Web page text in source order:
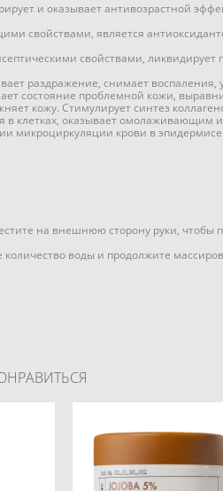
и оказывает антивозрастной
свойствами, является
свойствами, ликвидирует
раздражение, снимает воспаления,
состояние проблемной кожи,
кожу. Стимулирует синтез
в клетках, оказывает омолаживающим
крови в
на внешнюю сторону руки, чтобы
воды и продолжите